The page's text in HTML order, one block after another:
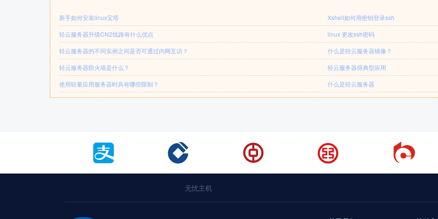
新手如何安装linux宝塔
Xshell如何用密钥登录ssh
轻云服务器升级CN2线路有什么优点
linux 更改ssh密码
轻云服务器的不同实例之间是否可通过内网互访？
什么是轻云服务器镜像？
轻云服务器防火墙是什么？
轻云服务器得典型应用
使用轻量应用服务器时具有哪些限制？
什么是轻云服务器
无忧主机